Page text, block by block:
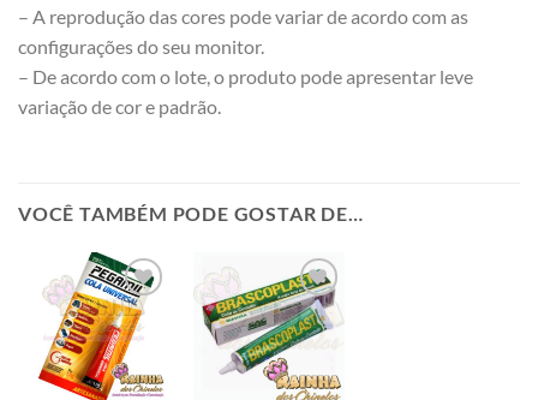
– A reprodução das cores pode variar de acordo com as
configurações do seu monitor.
– De acordo com o lote, o produto pode apresentar leve
variação de cor e padrão.
VOCÊ TAMBÉM PODE GOSTAR DE…